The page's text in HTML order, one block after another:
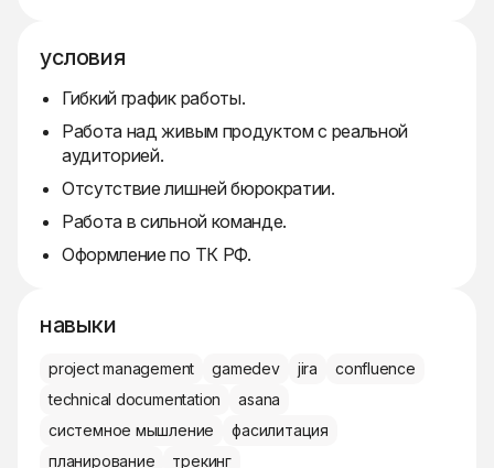
условия
Гибкий график работы.
Работа над живым продуктом с реальной
аудиторией.
Отсутствие лишней бюрократии.
Работа в сильной команде.
Оформление по ТК РФ.
навыки
project management gamedev jira
confluence
technical documentation
asana
системное мышление
фасилитация
планирование
трекинг